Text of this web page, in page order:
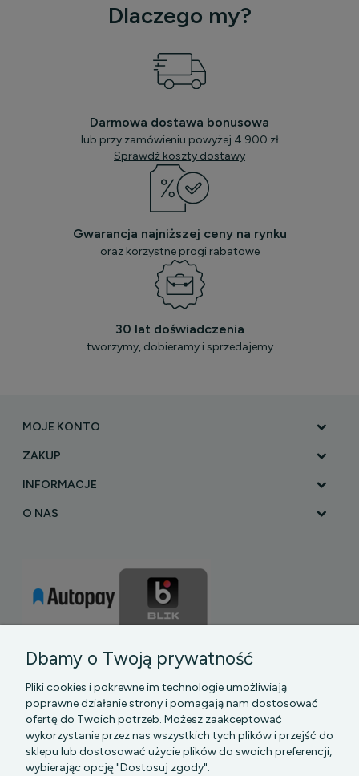
Dlaczego my?
Darmowa dostawa bonusowa
lub przy zamówieniu powyżej 4 900 zł
Sprawdź koszty dostawy
Gwarancja najniższej ceny na rynku
oraz korzystne progi rabatowe
30 lat doświadczenia
tworzymy, dobieramy i sprzedajemy
MOJE KONTO
ZAKUP
INFORMACJE
O NAS
PGK MAZOWSZE SP Z O.O.|| Bartycka 24-210B,
Dbamy o Twoją prywatność
Pliki cookies i pokrewne im technologie umożliwiają
poprawne działanie strony i pomagają nam dostosować
ofertę do Twoich potrzeb. Możesz zaakceptować
wykorzystanie przez nas wszystkich tych plików i przejść do
sklepu lub dostosować użycie plików do swoich preferencji,
wybierając opcję "Dostosuj zgody".